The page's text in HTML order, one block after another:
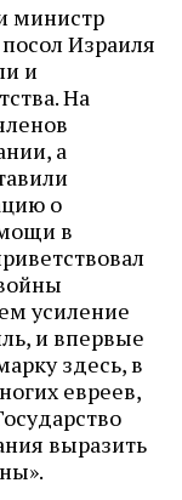
министр
Израиля
и
На
а
о
в
усиление
и впервые
здесь, в
евреев,
выразить